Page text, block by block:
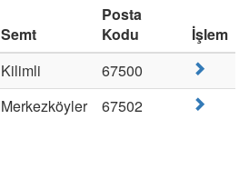
Semt
Posta
Kodu
İşlem
Kilimli
67500
Merkezköyler 67502